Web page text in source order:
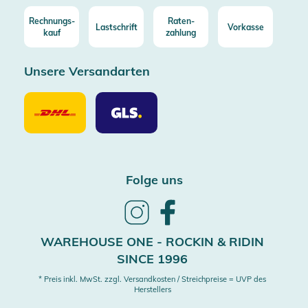
Rechnungs-
kauf
Lastschrift
Raten-
zahlung
Vorkasse
Unsere Versandarten
Unsere
Versandarten
DHL
Unsere
Versandarten
GLS
Folge uns
Follow
InstagramFacebook
WAREHOUSE ONE - ROCKIN & RIDIN
SINCE 1996
* Preis inkl. MwSt. zzgl. Versandkosten / Streichpreise = UVP des
Herstellers